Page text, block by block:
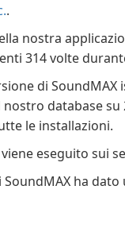
.
nostra
314 volte
di SoundMAX
database su
le installazioni.
eseguito sui
ha